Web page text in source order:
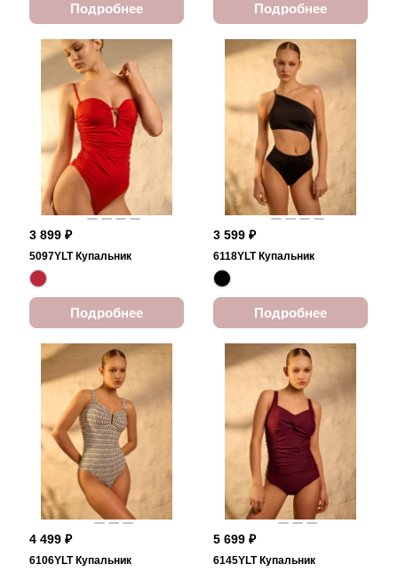
Подробнее Подробнее
3 899 ₽
5097YLT Купальник
Подробнее
3 599 ₽
6118YLT Купальник
Подробнее
4 499 ₽
6106YLT Купальник
5 699 ₽
6145YLT Купальник